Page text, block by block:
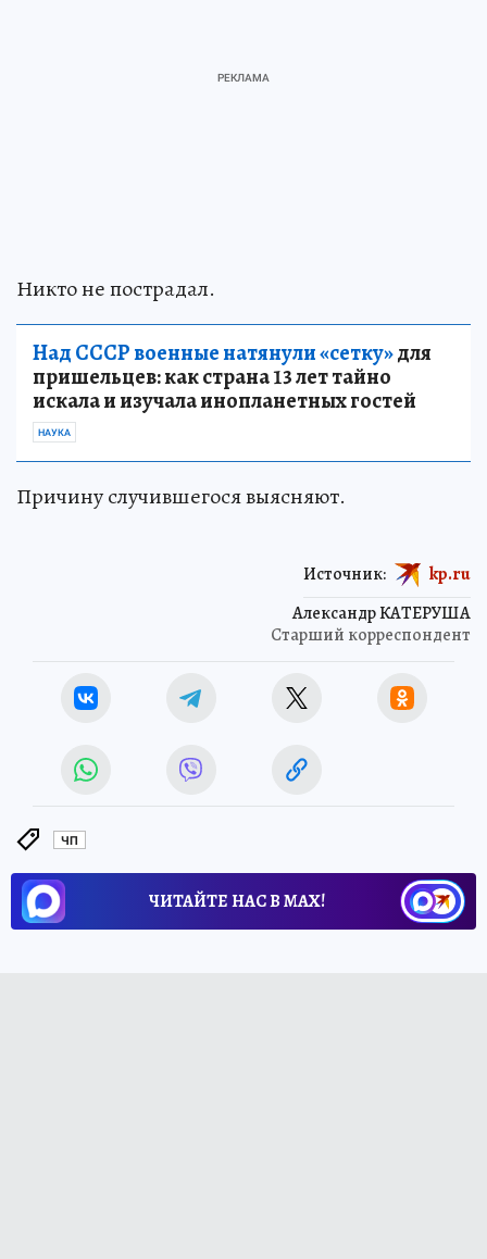
Никто не пострадал.
Над СССР военные натянули «сетку»для
пришельцев: как страна 13 лет тайно
искала и изучала инопланетных гостей
НАУКА
Причину случившегося выясняют.
Александр КАТЕРУША
Старший корреспондент
Источник: kp.ru
ЧП
ЧИТАЙТЕ НАС В МАХ!